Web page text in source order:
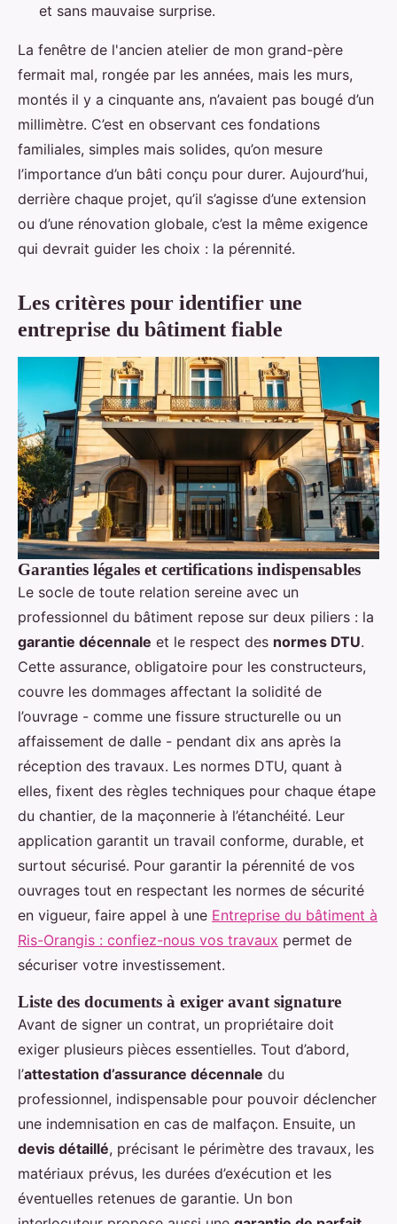
et sans mauvaise surprise.
La fenêtre de l'ancien atelier de mon grand-père
fermait mal, rongée par les années, mais les murs,
montés il y a cinquante ans, n’avaient pas bougé d’un
millimètre. C’est en observant ces fondations
familiales, simples mais solides, qu’on mesure
l’importance d’un bâti conçu pour durer. Aujourd’hui,
derrière chaque projet, qu’il s’agisse d’une extension
ou d’une rénovation globale, c’est la même exigence
qui devrait guider les choix : la pérennité.
Les critères pour identifier une
entreprise du bâtiment fiable
Garanties légales et certifications indispensables
Le socle de toute relation sereine avec un
professionnel du bâtiment repose sur deux piliers : la
garantie décennale et le respect des normes DTU.
Cette assurance, obligatoire pour les constructeurs,
couvre les dommages affectant la solidité de
l’ouvrage - comme une fissure structurelle ou un
affaissement de dalle - pendant dix ans après la
réception des travaux. Les normes DTU, quant à
elles, fixent des règles techniques pour chaque étape
du chantier, de la maçonnerie à l’étanchéité. Leur
application garantit un travail conforme, durable, et
surtout sécurisé. Pour garantir la pérennité de vos
ouvrages tout en respectant les normes de sécurité
en vigueur, faire appel à une Entreprise du bâtiment à
Ris-Orangis : confiez-nous vos travaux permet de
sécuriser votre investissement.
Liste des documents à exiger avant signature
Avant de signer un contrat, un propriétaire doit
exiger plusieurs pièces essentielles. Tout d’abord,
l’attestation d’assurance décennale du
professionnel, indispensable pour pouvoir déclencher
une indemnisation en cas de malfaçon. Ensuite, un
devis détaillé, précisant le périmètre des travaux, les
matériaux prévus, les durées d’exécution et les
éventuelles retenues de garantie. Un bon